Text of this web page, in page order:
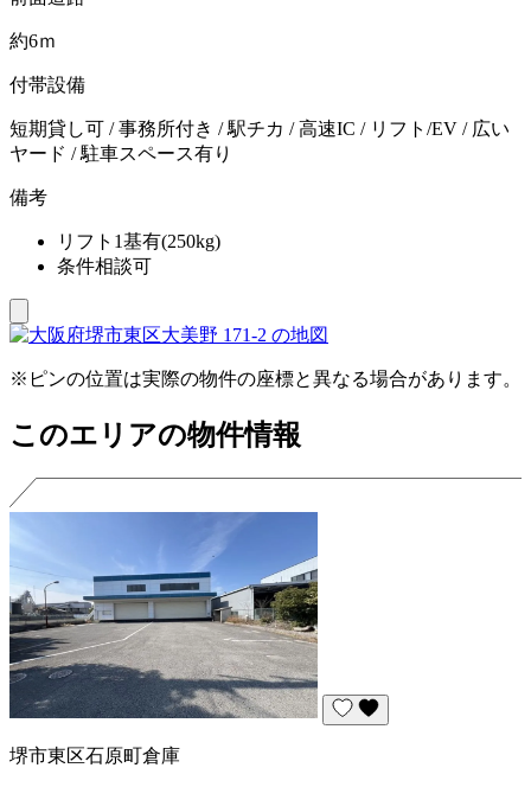
約6ｍ
付帯設備
短期貸し可 / 事務所付き / 駅チカ / 高速IC / リフト/EV / 広い
ヤード / 駐車スペース有り
備考
リフト1基有(250kg)
条件相談可
※ピンの位置は実際の物件の座標と異なる場合があります。
このエリアの物件情報
堺市東区石原町倉庫